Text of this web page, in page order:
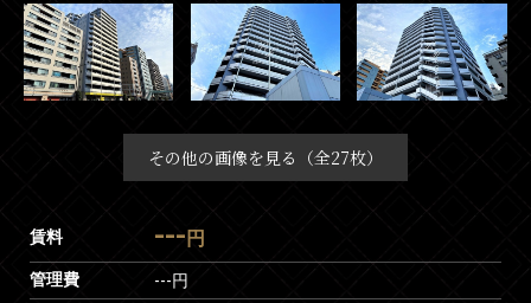
その他の画像を見る（全27枚）
賃料 --- 円
管理費 ---円